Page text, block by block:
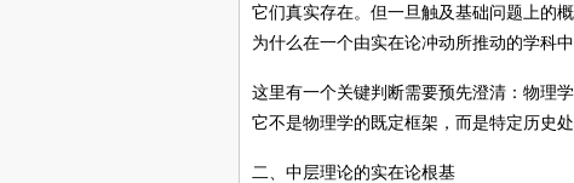
它们真实存在。但一旦触及基础问题上的
为什么在一个由实在论冲动所推动的学科
这里有一个关键判断需要预先澄清：物理
它不是物理学的既定框架，而是特定历史处
二、中层理论的实在论根基